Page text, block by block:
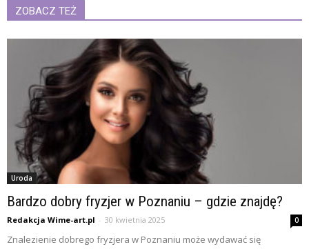
ZOBACZ TEŻ
Uroda
Bardzo dobry fryzjer w Poznaniu – gdzie znajdę?
Redakcja Wime-art.pl - 30 kwietnia 2025 0
Znalezienie dobrego fryzjera w Poznaniu może wydawać się